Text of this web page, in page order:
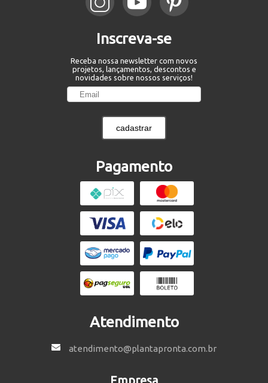
Inscreva-se
Receba nossa newsletter com novos
projetos, lançamentos, descontos e
novidades sobre nossos serviços!
cadastrar
Pagamento
Atendimento
atendimento@plantapronta.com.br